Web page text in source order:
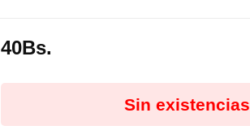
40Bs.
Sin existencias